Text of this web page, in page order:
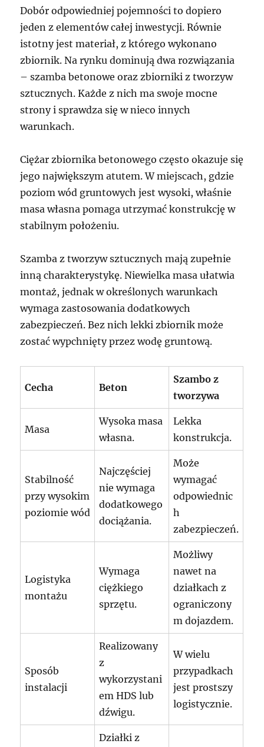
Dobór odpowiedniej pojemności to dopiero
jeden z elementów całej inwestycji. Równie
istotny jest materiał, z którego wykonano
zbiornik. Na rynku dominują dwa rozwiązania
– szamba betonowe oraz zbiorniki z tworzyw
sztucznych. Każde z nich ma swoje mocne
strony i sprawdza się w nieco innych
warunkach.
Ciężar zbiornika betonowego często okazuje się
jego największym atutem. W miejscach, gdzie
poziom wód gruntowych jest wysoki, właśnie
masa własna pomaga utrzymać konstrukcję w
stabilnym położeniu.
Szamba z tworzyw sztucznych mają zupełnie
inną charakterystykę. Niewielka masa ułatwia
montaż, jednak w określonych warunkach
wymaga zastosowania dodatkowych
zabezpieczeń. Bez nich lekki zbiornik może
zostać wypchnięty przez wodę gruntową.
Cecha Beton
Szambo z
tworzywa
Masa
Wysoka masa
własna.
Lekka
konstrukcja.
Stabilność
przy wysokim
poziomie wód
Najczęściej
nie wymaga
dodatkowego
dociążania.
Może
wymagać
odpowiednic
h
zabezpieczeń.
Logistyka
montażu
Wymaga
ciężkiego
sprzętu.
Możliwy
nawet na
działkach z
ograniczony
m dojazdem.
Sposób
instalacji
Realizowany
z
wykorzystani
em HDS lub
dźwigu.
W wielu
przypadkach
jest prostszy
logistycznie.
Działki z